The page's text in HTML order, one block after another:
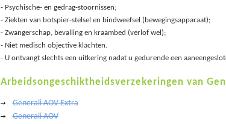
- Psychische- en gedrag-stoornissen;
- Ziekten van botspier-stelsel en bindweefsel (bewegingsapparaat);
- Zwangerschap, bevalling en kraambed (verlof wel);
- Niet medisch objective klachten.
- U ontvangt slechts een uitkering nadat u gedurende een
Arbeidsongeschiktheidsverzekeringen van
Generali AOV Extra
Generali AOV